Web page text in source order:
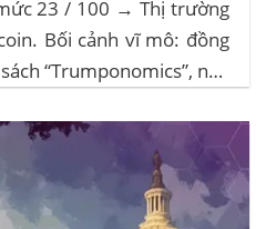
23 / 100 → Thị trường
Bối cảnh vĩ mô: đồng
“Trumponomics”, nhà
USD...